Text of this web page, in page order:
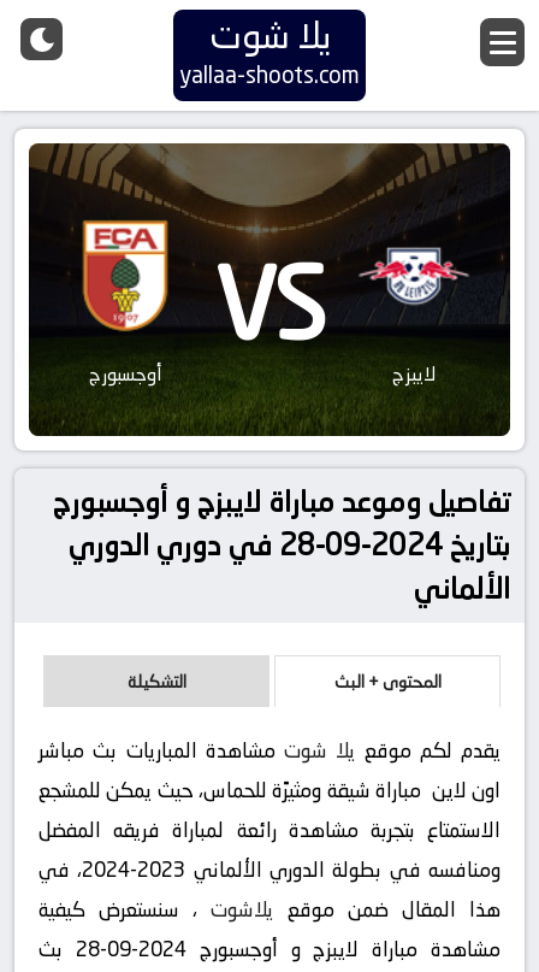
يلا شوت
yallaa-shoots.com
لايبزج VS أوجسبورج
تفاصيل وموعد مباراة لايبزج و أوجسبورج
بتاريخ 2024-09-28 في دوري الدوري
الألماني
المحتوى + البث التشكيلة
يقدم لكم موقع يلا شوت مشاهدة المباريات بث مباشر
اون لاين مباراة شيقة ومثيرًة للحماس، حيث يمكن للمشجع
الاستمتاع بتجربة مشاهدة رائعة لمباراة فريقه المفضل
ومنافسه في بطولة الدوري الألماني 2023-2024، في
هذا المقال ضمن موقع يلاشوت، سنستعرض كيفية
مشاهدة مباراة لايبزج و أوجسبورج 2024-09-28 بث